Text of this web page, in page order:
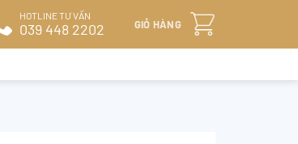
HOTLINE TƯ VẤN
039 448 2202 GIỎ HÀNG